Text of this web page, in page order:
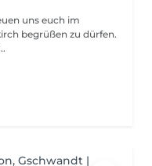
uns euch im
begrüßen zu dürfen.